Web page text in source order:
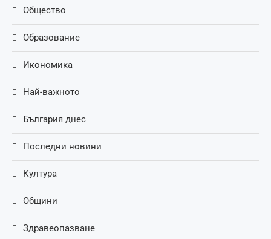
Общество
Образование
Икономика
Най-важното
България днес
Последни новини
Култура
Общини
Здравеопазване